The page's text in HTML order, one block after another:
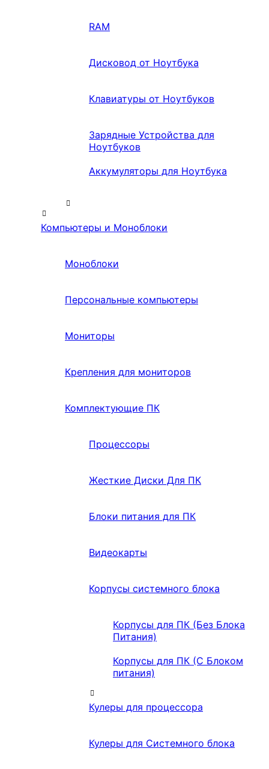
RAM
Дисковод от Ноутбука
Клавиатуры от Ноутбуков
Зарядные Устройства для
Ноутбуков
Аккумуляторы для Ноутбука
Компьютеры и Моноблоки
Моноблоки
Персональные компьютеры
Мониторы
Крепления для мониторов
Комплектующие ПК
Процессоры
Жесткие Диски Для ПК
Блоки питания для ПК
Видеокарты
Корпусы системного блока
Корпусы для ПК (Без Блока
Питания)
Корпусы для ПК (С Блоком
питания)
Кулеры для процессора
Кулеры для Системного блока